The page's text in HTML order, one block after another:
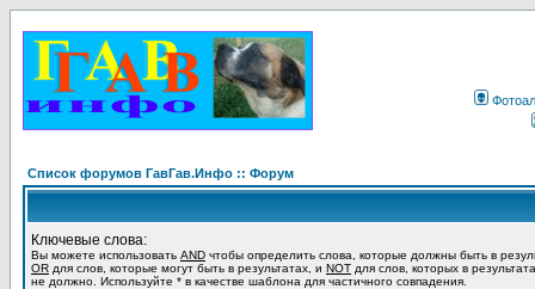
Список форумов ГавГав.Инфо :: Форум
Ключевые слова:
Вы можете использовать AND чтобы определить слова, которые должны быть в
OR для слов, которые могут быть в результатах, и NOT для слов, которых в
не должно. Используйте * в качестве шаблона для частичного совпадения.